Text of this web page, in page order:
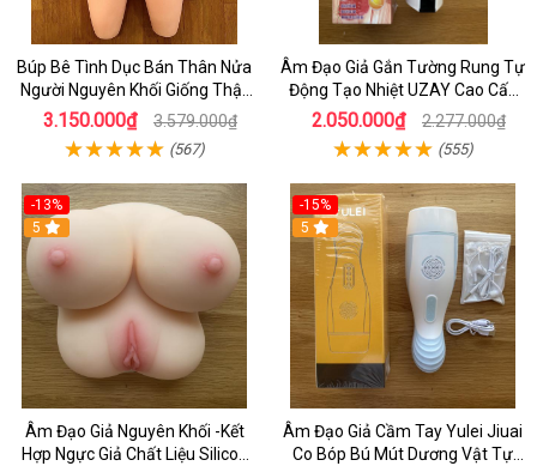
Búp Bê Tình Dục Bán Thân Nửa
Người Nguyên Khối Giống Thật
Con 8,5kg - Nơi Bán Búp Bê Hcm
3.150.000₫ 3.579.000₫
(567)
Âm Đạo Giả Gắn Tường Rung Tự
Động Tạo Nhiệt UZAY Cao Cấp
Cho Nam tự Sướng
2.050.000₫ 2.277.000₫
(555)
-13%
5
Âm Đạo Giả Nguyên Khối -Kết
Hợp Ngực Giả Chất Liệu Silicon
-15%
5
Âm Đạo Giả Cầm Tay Yulei Jiuai
Co Bóp Bú Mút Dương Vật Tự